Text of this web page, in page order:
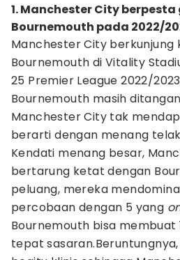
1. Manchester City
Bournemouth pada 2022/
Manchester City berkunjung
Bournemouth di Vitality
25 Premier League 2022/
Bournemouth masih
Manchester City tak
berarti dengan menang
Kendati menang besar,
bertarung ketat dengan
peluang, mereka
percobaan dengan 5 yang
Bournemouth bisa membuat
tepat